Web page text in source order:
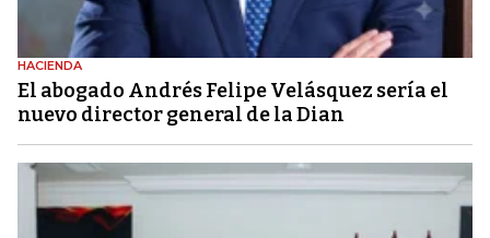
HACIENDA
El abogado Andrés Felipe Velásquez sería el
nuevo director general de la Dian